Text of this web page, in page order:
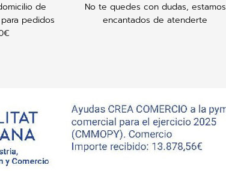
de
pedidos
No te quedes con dudas, estamos
encantados de atenderte